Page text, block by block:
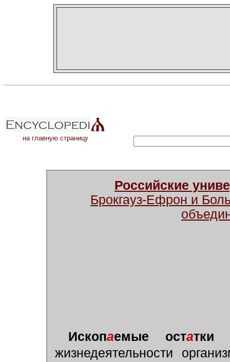
на главную страницу
Российские
Брокгауз-Ефрон и
Ископаемые остатки
жизнедеятельности